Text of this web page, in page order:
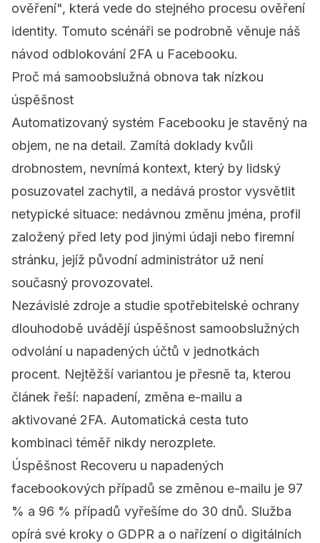
ověření", která vede do stejného procesu ověření
identity. Tomuto scénáři se podrobně věnuje náš
návod odblokování 2FA u Facebooku.
Proč má samoobslužná obnova tak nízkou
úspěšnost
Automatizovaný systém Facebooku je stavěný na
objem, ne na detail. Zamítá doklady kvůli
drobnostem, nevnímá kontext, který by lidský
posuzovatel zachytil, a nedává prostor vysvětlit
netypické situace: nedávnou změnu jména, profil
založený před lety pod jinými údaji nebo firemní
stránku, jejíž původní administrátor už není
současný provozovatel.
Nezávislé zdroje a studie spotřebitelské ochrany
dlouhodobě uvádějí úspěšnost samoobslužných
odvolání u napadených účtů v jednotkách
procent. Nejtěžší variantou je přesně ta, kterou
článek řeší: napadení, změna e-mailu a
aktivované 2FA. Automatická cesta tuto
kombinaci téměř nikdy nerozplete.
Úspěšnost Recoveru u napadených
facebookových případů se změnou e-mailu je 97
% a 96 % případů vyřešíme do 30 dnů. Služba
opírá své kroky o GDPR a o nařízení o digitálních